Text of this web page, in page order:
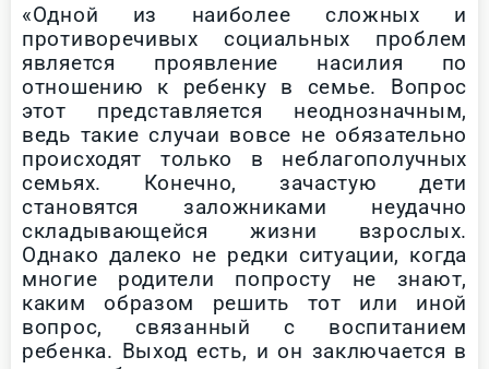
«Одной из наиболее сложных и
противоречивых социальных проблем
является проявление насилия по
отношению к ребенку в семье. Вопрос
этот представляется неоднозначным,
ведь такие случаи вовсе не обязательно
происходят только в неблагополучных
семьях. Конечно, зачастую дети
становятся заложниками неудачно
складывающейся жизни взрослых.
Однако далеко не редки ситуации, когда
многие родители попросту не знают,
каким образом решить тот или иной
вопрос, связанный с воспитанием
ребенка. Выход есть, и он заключается в